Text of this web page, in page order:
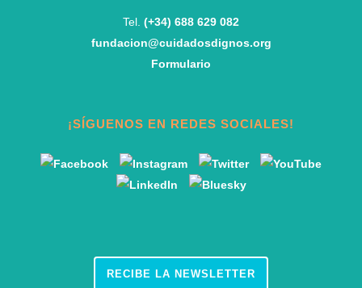
Tel. (+34) 688 629 082
fundacion@cuidadosdignos.org
Formulario
¡SÍGUENOS EN REDES SOCIALES!
RECIBE LA NEWSLETTER